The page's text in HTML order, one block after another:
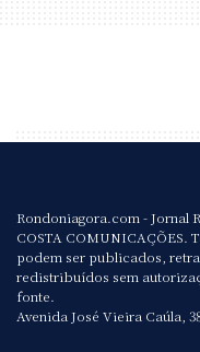
Rondoniagora.com - Jornal
COSTA
podem ser publicados,
redistribuídos sem
fonte.
Avenida José Vieira Caúla,